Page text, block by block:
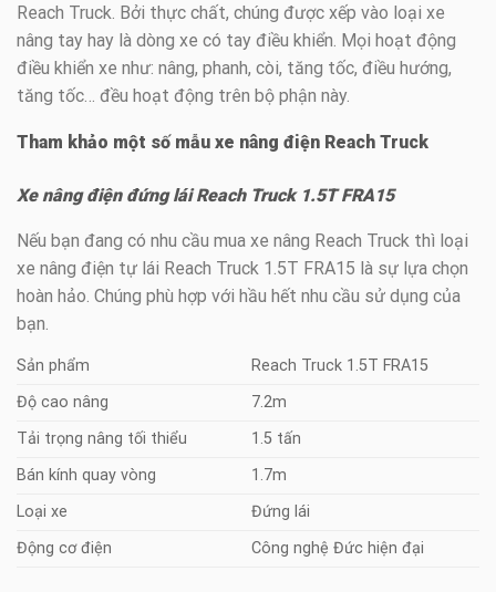
Reach Truck. Bởi thực chất, chúng được xếp vào loại xe
nâng tay hay là dòng xe có tay điều khiển. Mọi hoạt động
điều khiển xe như: nâng, phanh, còi, tăng tốc, điều hướng,
tăng tốc… đều hoạt động trên bộ phận này.
Tham khảo một số mẫu xe nâng điện Reach Truck
Xe nâng điện đứng lái Reach Truck 1.5T FRA15
Nếu bạn đang có nhu cầu mua xe nâng Reach Truck thì loại
xe nâng điện tự lái Reach Truck 1.5T FRA15 là sự lựa chọn
hoàn hảo. Chúng phù hợp với hầu hết nhu cầu sử dụng của
bạn.
Sản phẩm
Reach Truck 1.5T FRA15
Độ cao nâng
7.2m
Tải trọng nâng tối thiểu
1.5 tấn
Bán kính quay vòng
1.7m
Loại xe
Đứng lái
Động cơ điện
Công nghệ Đức hiện đại